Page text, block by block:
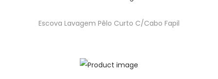
Escova Lavagem Pêlo Curto C/Cabo Fapil